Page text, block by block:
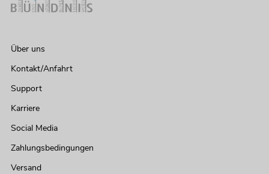
Über uns
Kontakt/Anfahrt
Support
Karriere
Social Media
Zahlungsbedingungen
Versand